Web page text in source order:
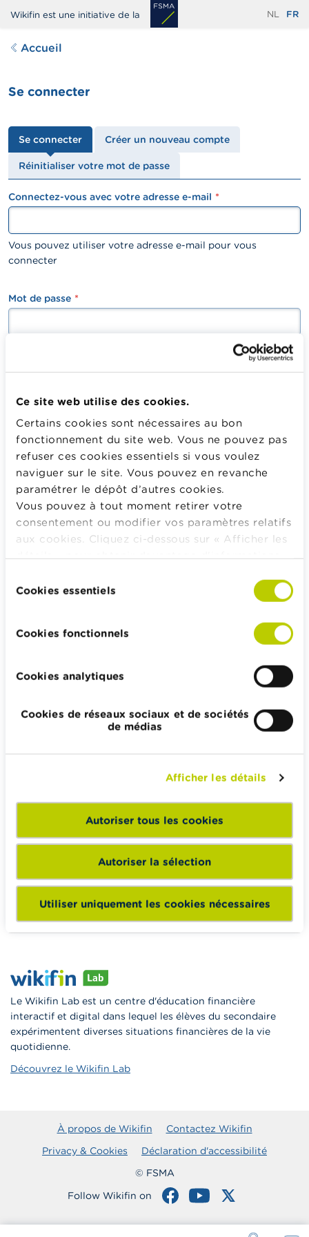
Ce site web utilise des cookies.
Certains cookies sont nécessaires au bon
fonctionnement du site web. Vous ne pouvez pas
refuser ces cookies essentiels si vous voulez
naviguer sur le site. Vous pouvez en revanche
paramétrer le dépôt d’autres cookies.
Vous pouvez à tout moment retirer votre
consentement ou modifier vos paramètres relatifs
aux cookies. Cliquez ci-dessous sur « Afficher les
consultable dans son intégralité
duCookies essentiels
Cookies fonctionnels
Cookies analytiques
Cookies de réseaux sociaux et de sociétés
de médias
Afficher les détails
Autoriser tous les cookies
Autoriser la sélection
Utiliser uniquement les cookies nécessaires
Aller
contenu
Wikifin est une initiative de la NL FR
Accueil
Se connecter
Onglets
principaux
Se connecter Créer un nouveau compte
Réinitialiser votre mot de passe
textfield
Connectez-vous avec votre adresse e-mail
Vous pouvez utiliser votre adresse e-mail pour vous
connecter
password
Mot de passe
Saisissez le mot de passe correspondant à votre adresse
Se connecter
Calculateurs, conseils pratiques, checklists
Budget, payer, emprunter et assurer
Famille
Épargner et investir
Hériter
Wikifin.be veut vous aider dans vos décisions financières. Il
met gratuitement à votre disposition une information
Wikifin School met gratuitement à disposition des
enseignants du matériel pédagogique varié et des
formations pour les aider à faire de l’éducation financière et
à la consommation responsable en classe.
Le Wikifin Lab est un centre d'éducation financière
interactif et digital dans lequel les élèves du secondaire
expérimentent diverses situations financières de la vie
quotidienne.
Découvrez le Wikifin Lab
À propos de Wikifin
Contactez Wikifin
Privacy & Cookies
Déclaration d'accessibilité
© FSMA
Follow Wikifin on